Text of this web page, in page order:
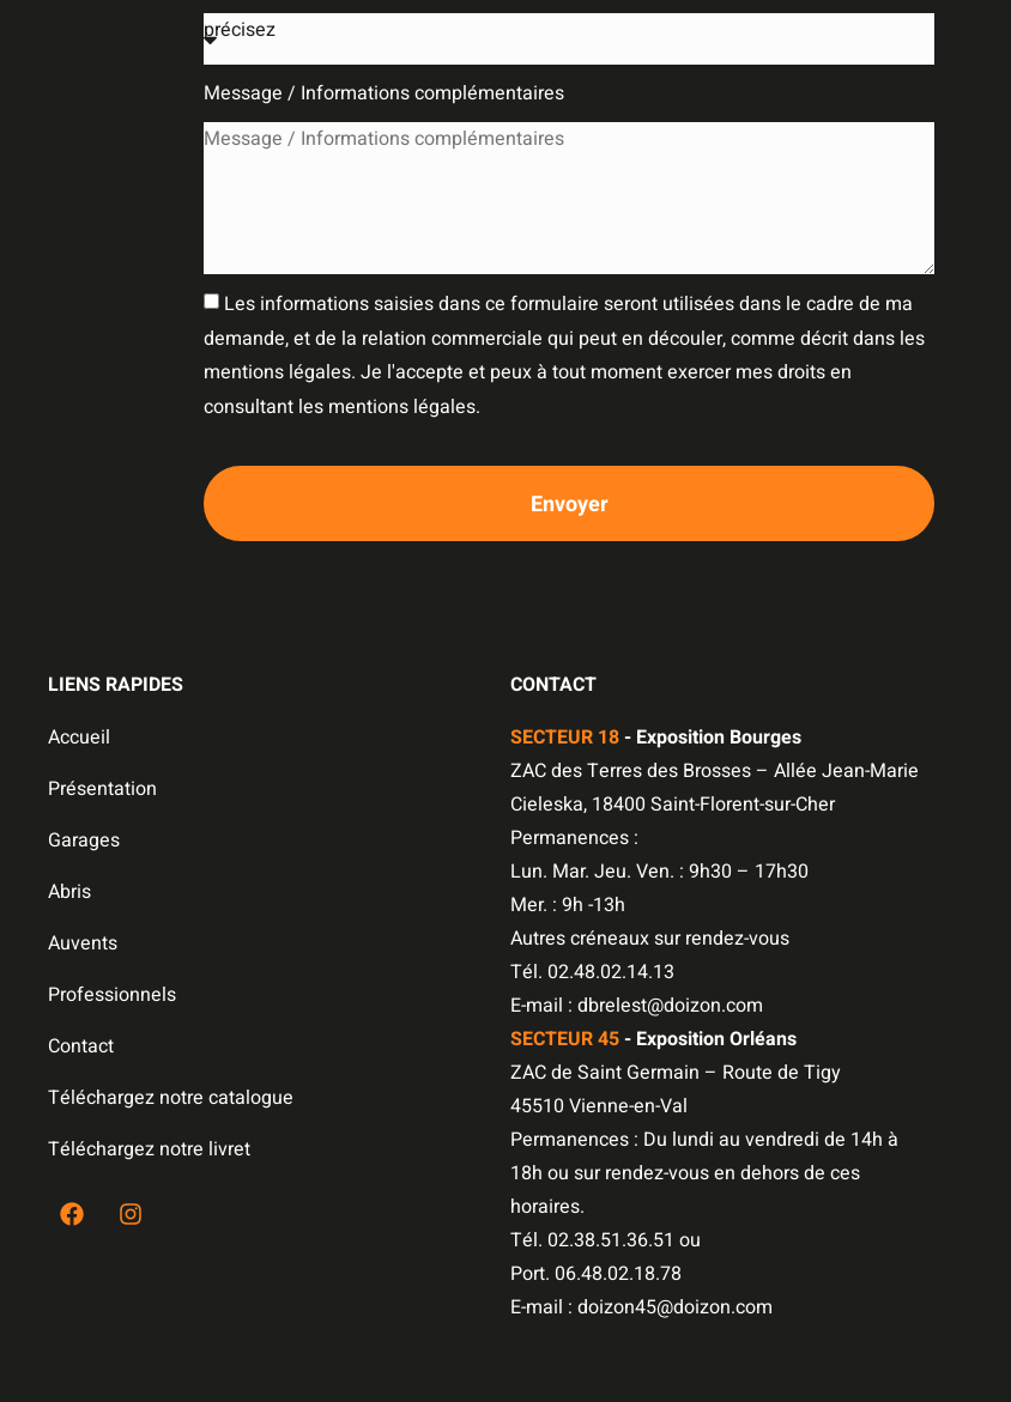
Message / Informations complémentaires
Les informations saisies dans ce formulaire seront utilisées dans le cadre de ma
demande, et de la relation commerciale qui peut en découler, comme décrit dans les
mentions légales. Je l'accepte et peux à tout moment exercer mes droits en
consultant les mentions légales.
Envoyer
LIENS RAPIDES
Accueil
Présentation
Garages
Abris
Auvents
Professionnels
Contact
Téléchargez notre catalogue
Téléchargez notre livret
CONTACT
SECTEUR 18- Exposition Bourges
ZAC des Terres des Brosses – Allée Jean-Marie
Cieleska, 18400 Saint-Florent-sur-Cher
Permanences :
Lun. Mar. Jeu. Ven. : 9h30 – 17h30
Mer. : 9h -13h
Autres créneaux sur rendez-vous
Tél. 02.48.02.14.13
E-mail : dbrelest@doizon.com
SECTEUR 45- Exposition Orléans
ZAC de Saint Germain – Route de Tigy
45510 Vienne-en-Val
Permanences : Du lundi au vendredi de 14h à
18h ou sur rendez-vous en dehors de ces
horaires.
Tél. 02.38.51.36.51 ou
Port. 06.48.02.18.78
E-mail : doizon45@doizon.com